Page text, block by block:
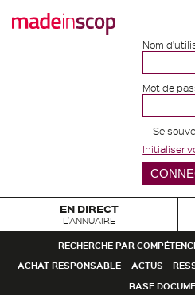
Nom
Mot de
Se
Initialiser
EN DIRECT
L'ANNUAIRE
RECHERCHE PAR
ACHAT RESPONSABLE
ACTUS
BASE